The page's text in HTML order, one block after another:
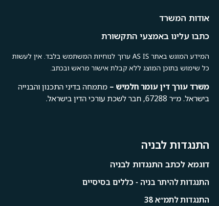
אודות המשרד
כתבו עלינו באמצעי התקשורת
המידע המוגש באתר AS IS ערוך לנוחיות המשתמש בלבד. אין לעשות
כל שימוש בתוכן המוצג ללא קבלת אישור מראש ובכתב.
משרד עורךדיןעומרחלמיש – מתמחה בדיני התכנון והבנייה
בישראל. מ״ר 67288, חבר לשכת עורכי הדין בישראל.
התנגדות לבניה
דוגמא לכתב התנגדות לבניה
התנגדות להיתר בניה - כללים בסיסיים
התנגדות לתמ״א 38